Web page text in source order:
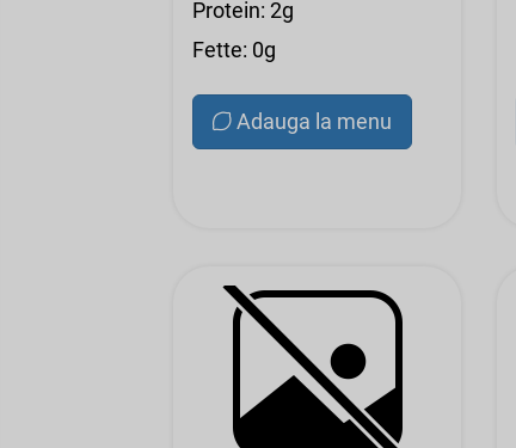
Protein: 2g
Fette: 0g
Adauga la menu